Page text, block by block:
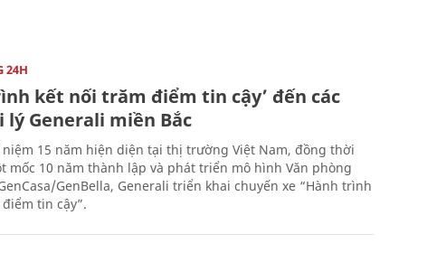
24H
kết nối trăm điểm tin cậy’ đến các
lý Generali miền Bắc
niệm 15 năm hiện diện tại thị trường Việt Nam, đồng thời
mốc 10 năm thành lập và phát triển mô hình Văn phòng
GenBella, Generali triển khai chuyến xe “Hành trình
tin cậy”.